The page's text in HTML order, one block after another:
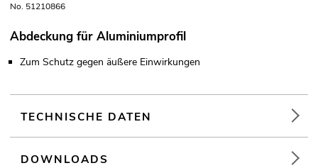
No. 51210866
Abdeckung für Aluminiumprofil
Zum Schutz gegen äußere Einwirkungen
TECHNISCHE DATEN
DOWNLOADS